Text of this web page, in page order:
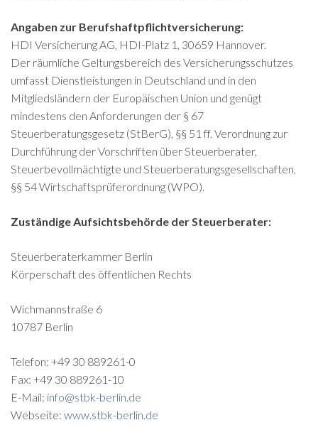
Angaben zur Berufshaftpflichtversicherung:
HDI Versicherung AG, HDI-Platz 1, 30659 Hannover.
Der räumliche Geltungsbereich des Versicherungsschutzes
umfasst Dienstleistungen in Deutschland und in den
Mitgliedsländern der Europäischen Union und genügt
mindestens den Anforderungen der § 67
Steuerberatungsgesetz (StBerG), §§ 51 ff. Verordnung zur
Durchführung der Vorschriften über Steuerberater,
Steuerbevollmächtigte und Steuerberatungsgesellschaften,
§§ 54 Wirtschaftsprüferordnung (WPO).
Zuständige Aufsichtsbehörde der Steuerberater:
Steuerberaterkammer Berlin
Körperschaft des öffentlichen Rechts
Wichmannstraße 6
10787 Berlin
Telefon: +49 30 889261-0
Fax: +49 30 889261-10
E-Mail: info@stbk-berlin.de
Webseite: www.stbk-berlin.de